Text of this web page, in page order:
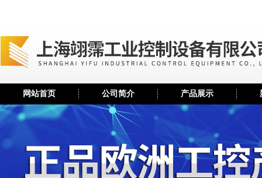
网站首页 公司简介 产品展示